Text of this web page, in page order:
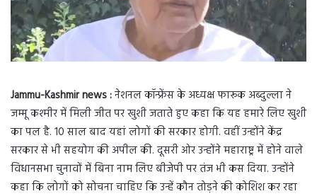
Jammu-Kashmir news :नेशनल कॉन्फ्रेंस के अध्यक्ष फारूक अब्दुल्ला ने
जम्मू कश्मीर में मिली जीत पर खुशी जताते हुए कहा कि यह हमारे लिए खुशी
का पल है. 10 साल बाद यहां लोगों की सरकार होगी. वहीं उन्होंने केंद्र
सरकार से भी सहयोग की अपील की. दूसरी ओर उन्होंने महाराष्ट्र में होने वाले
विधानसभा चुनावों में बिना नाम लिए बीजेपी पर तंज भी कस दिया. उन्होंने
कहा कि लोगों को सोचना चाहिए कि उन्हें कौन तोड़ने की कोशिश कर रहा